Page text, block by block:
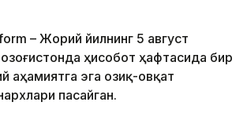
– Жорий йилнинг 5 август
ҳисобот ҳафтасида бир
аҳамиятга эга озиқ-овқат
пасайган.